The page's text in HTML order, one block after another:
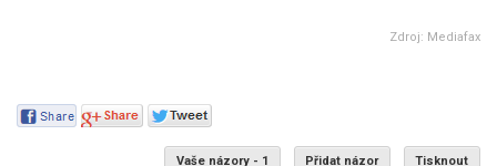
Zdroj: Mediafax
Vaše názory - 1 Přidat názor Tisknout